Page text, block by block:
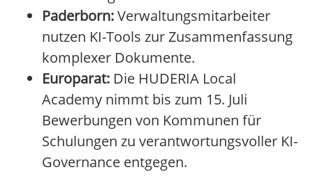
Paderborn:Verwaltungsmitarbeiter
nutzen KI-Tools zur Zusammenfassung
komplexer Dokumente.
Europarat: Die HUDERIA Local
Academy nimmt bis zum 15. Juli
Bewerbungen von Kommunen für
Schulungen zu verantwortungsvoller KI-
Governance entgegen.